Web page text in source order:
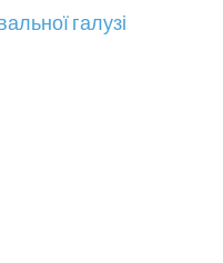
галузі